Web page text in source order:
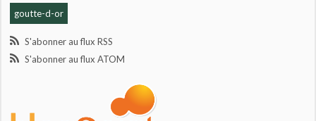
goutte-d-or
S'abonner au flux RSS
S'abonner au flux ATOM